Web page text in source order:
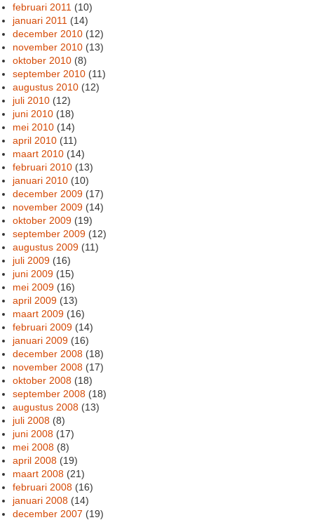
februari 2011 (10)
januari 2011 (14)
december 2010 (12)
november 2010 (13)
oktober 2010 (8)
september 2010 (11)
augustus 2010 (12)
juli 2010 (12)
juni 2010 (18)
mei 2010 (14)
april 2010 (11)
maart 2010 (14)
februari 2010 (13)
januari 2010 (10)
december 2009 (17)
november 2009 (14)
oktober 2009 (19)
september 2009 (12)
augustus 2009 (11)
juli 2009 (16)
juni 2009 (15)
mei 2009 (16)
april 2009 (13)
maart 2009 (16)
februari 2009 (14)
januari 2009 (16)
december 2008 (18)
november 2008 (17)
oktober 2008 (18)
september 2008 (18)
augustus 2008 (13)
juli 2008 (8)
juni 2008 (17)
mei 2008 (8)
april 2008 (19)
maart 2008 (21)
februari 2008 (16)
januari 2008 (14)
december 2007 (19)